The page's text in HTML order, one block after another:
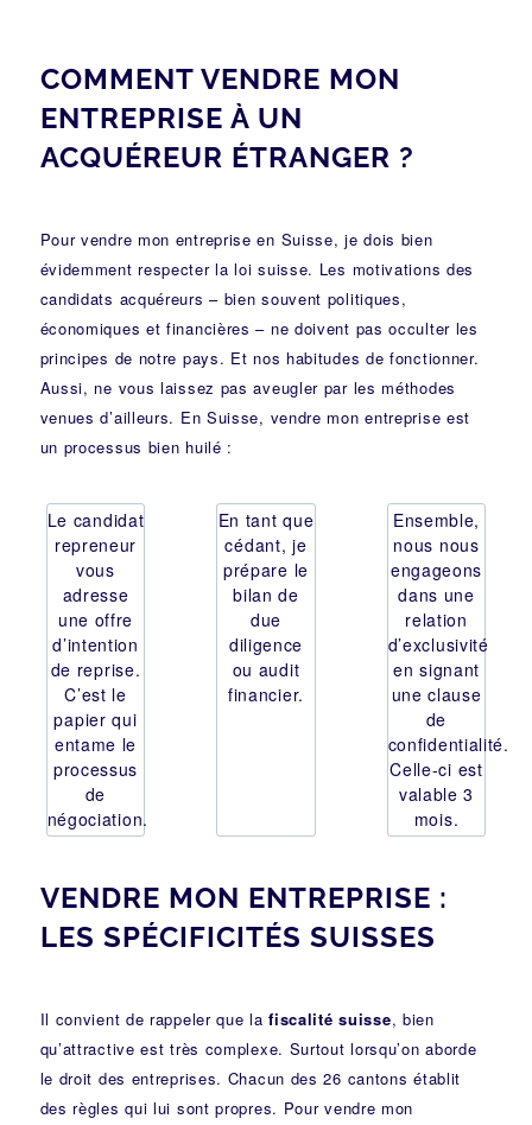
COMMENT VENDRE MON
ENTREPRISE À UN
ACQUÉREUR ÉTRANGER ?
Pour vendre mon entreprise en Suisse, je dois bien
évidemment respecter la loi suisse. Les motivations des
candidats acquéreurs – bien souvent politiques,
économiques et financières – ne doivent pas occulter les
principes de notre pays. Et nos habitudes de fonctionner.
Aussi, ne vous laissez pas aveugler par les méthodes
venues d’ailleurs. En Suisse, vendre mon entreprise est
un processus bien huilé :
Le candidat
repreneur
vous
adresse
une offre
d’intention
de reprise.
C’est le
papier qui
entame le
processus
de
négociation.
En tant que
cédant, je
prépare le
bilan de
due
diligence
ou audit
financier.
Ensemble,
nous nous
engageons
dans une
relation
d’exclusivité
en signant
une clause
de
confidentialité.
Celle-ci est
valable 3
mois.
VENDRE MON ENTREPRISE :
LES SPÉCIFICITÉS SUISSES
Il convient de rappeler que lafiscalité suisse, bien
qu’attractive est très complexe. Surtout lorsqu’on aborde
le droit des entreprises. Chacun des 26 cantons établit
des règles qui lui sont propres. Pour vendre mon